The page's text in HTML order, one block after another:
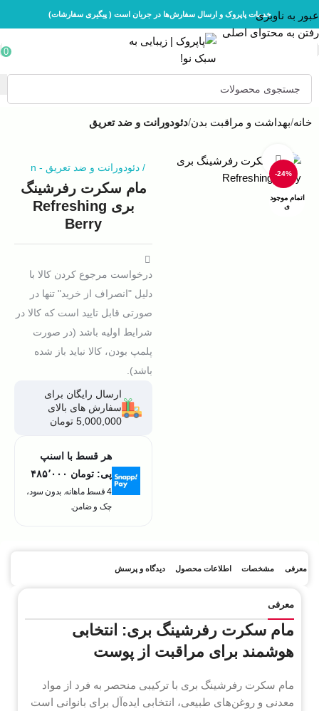
عبور به ناوبری
رفتن به محتوای اصلی
خدمات پاپروک و ارسال سفارش‌ها در جریان است ( پیگیری سفارشات)
0
خانه بهداشت و مراقبت بدن دئودورانت و ضد تعریق
-24%
اتمام موجود
ی
بزرگنمایی تصویر
/ دئودورانت و ضد تعریق -
n
مام سکرت رفرشینگ
بری Refreshing
Berry
درخواست مرجوع کردن کالا با
دلیل "انصراف از خرید" تنها در
صورتی قابل تایید است که کالا در
شرایط اولیه باشد (در صورت
پلمپ بودن، کالا نباید باز شده
باشد).
ارسال رایگان برای
سفارش های بالای
5,000,000 تومان
هر قسط با اسنپ
پی: تومان ۴۸۵٬۰۰۰
4 قسط ماهانه. بدون سود،
چک و ضامن.
معرفی مشخصات اطلاعات محصول دیدگاه و پرسش
معرفی
مام سکرت رفرشینگ بری: انتخابی
هوشمند برای مراقبت از پوست
مام سکرت رفرشینگ بری با ترکیبی منحصر به فرد از مواد
معدنی و روغن‌های طبیعی، انتخابی ایده‌آل برای بانوانی است